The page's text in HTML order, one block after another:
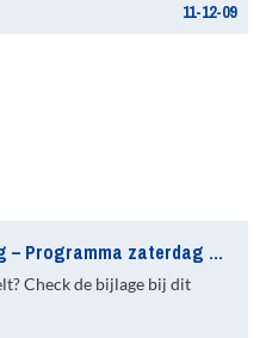
11-12-09
Veld- en kleedkamerindeling – Programma zaterdag 12 december
Check de bijlage bij dit